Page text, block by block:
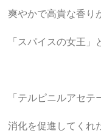
爽やかで高貴な香り
「スパイスの女王」
「テルピニルアセ
消化を促進してくれ